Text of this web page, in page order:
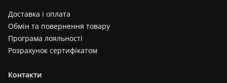
Доставка і оплата
Обмін та повернення товару
Програма лояльності
Розрахунок сертифікатом
Контакти